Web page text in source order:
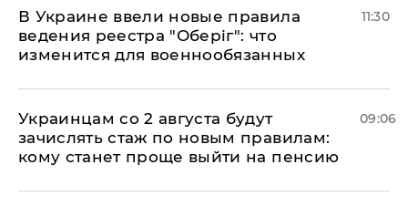
В Украине ввели новые правила
ведения реестра "Оберіг": что
изменится для военнообязанных
11:30
Украинцам со 2 августа будут
зачислять стаж по новым правилам:
кому станет проще выйти на пенсию
09:06